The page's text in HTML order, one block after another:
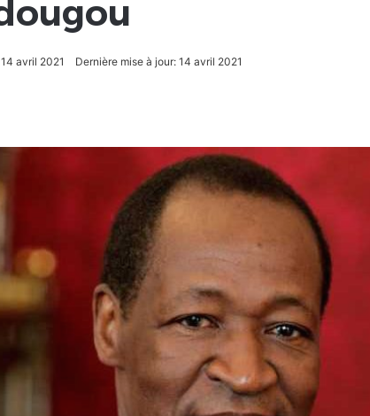
14 avril 2021 Dernière mise à jour: 14 avril 2021